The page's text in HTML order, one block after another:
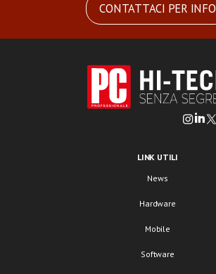
CONTATTACI PER INFO
LINK UTILI
News
Hardware
Mobile
Software